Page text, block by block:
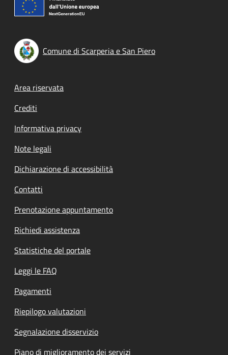
Comune di Scarperia e San Piero
Footer menu
Area riservata
Crediti
Informativa privacy
Note legali
Dichiarazione di accessibilità
Contatti
Prenotazione appuntamento
Richiedi assistenza
Statistiche del portale
Leggi le FAQ
Pagamenti
Riepilogo valutazioni
Segnalazione disservizio
Piano di miglioramento dei servizi